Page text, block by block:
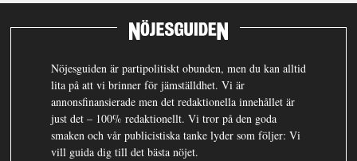
Nöjesguiden är partipolitiskt obunden, men du kan alltid
lita på att vi brinner för jämställdhet. Vi är
annonsfinansierade men det redaktionella innehållet är
just det – 100% redaktionellt. Vi tror på den goda
smaken och vår publicistiska tanke lyder som följer: Vi
vill guida dig till det bästa nöjet.